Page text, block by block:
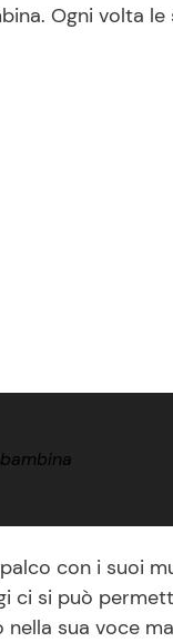
Ogni volta le
con i suoi
ci si può
sua voce